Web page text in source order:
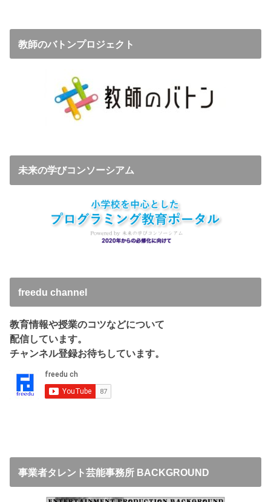
教師のバトンプロジェクト
未来の学びコンソーシアム
freedu channel
教育情報や授業のコツなどについて
配信しています。
チャンネル登録お待ちしています。
事業者タレント芸能事務所 BACKGROUND